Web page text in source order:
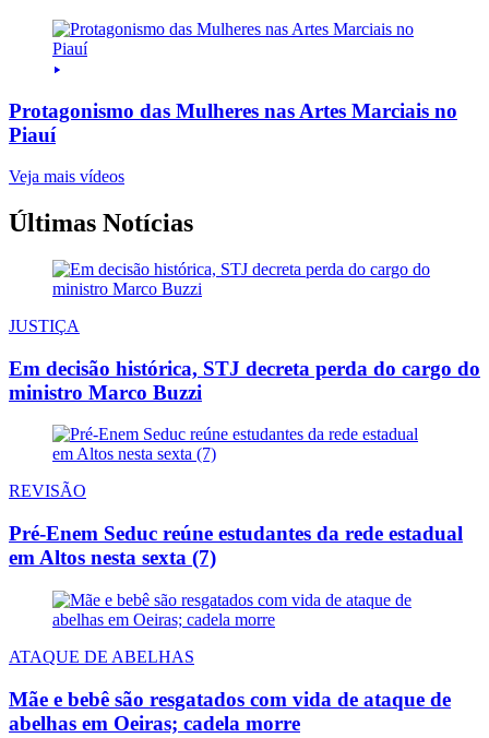
Protagonismo das Mulheres nas Artes Marciais no
Piauí
Veja mais vídeos
Últimas Notícias
JUSTIÇA
Em decisão histórica, STJ decreta perda do cargo do
ministro Marco Buzzi
REVISÃO
Pré-Enem Seduc reúne estudantes da rede estadual
em Altos nesta sexta (7)
ATAQUE DE ABELHAS
Mãe e bebê são resgatados com vida de ataque de
abelhas em Oeiras; cadela morre